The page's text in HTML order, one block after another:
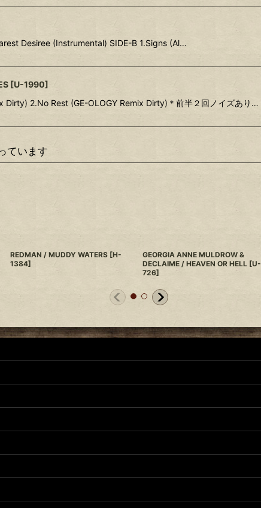
Desiree (Instrumental) SIDE-B 1.Signs (Al…
[U-1990]
Dirty) 2.No Rest (GE-OLOGY Remix Dirty)＊前半２回ノイズあり…
ています
REDMAN / MUDDY WATERS [H-
1384]
GEORGIA ANNE MULDROW &
DECLAIME / HEAVEN OR HELL [U-
726]